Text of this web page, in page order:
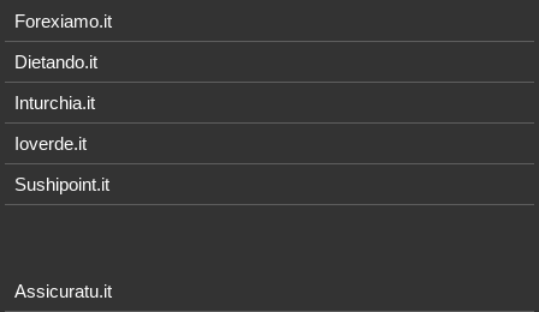
Forexiamo.it
Dietando.it
Inturchia.it
Ioverde.it
Sushipoint.it
Assicuratu.it